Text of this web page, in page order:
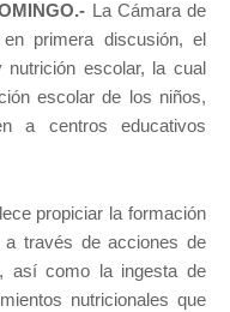
La Cámara de
primera discusión, el
escolar, la cual
escolar de los niños,
a centros educativos
propiciar la formación
a través de acciones de
así como la ingesta de
nutricionales que